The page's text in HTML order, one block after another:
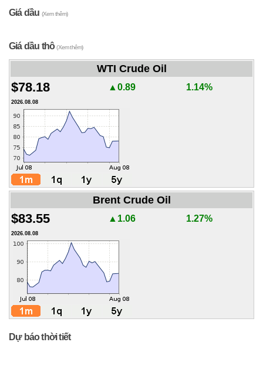
Giá dầu (Xem thêm)
Giá dầu thô(Xem thêm)
WTI Crude Oil
$78.18 ▲0.89 1.14%
2026.08.08
Brent Crude Oil
$83.55 ▲1.06 1.27%
2026.08.08
Dự báo thời tiết